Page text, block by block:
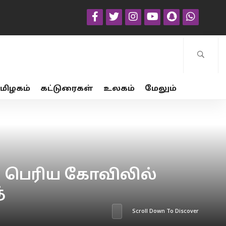
கட்டுரைகள் உலகம் மேலும்
பெரிய கோவிலில்
Scroll Down To Discover